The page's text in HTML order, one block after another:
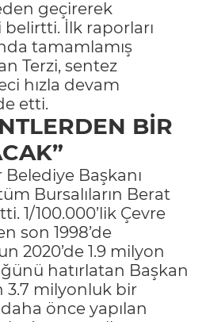
geçirerek
İlk raporları
tamamlamış
Terzi, sentez
hızla devam
etti.
BİR
Başkanı
Bursalıların Berat
1/100.000’lik Çevre
son 1998’de
2020’de 1.9 milyon
hatırlatan Başkan
3.7 milyonluk bir
daha önce yapılan